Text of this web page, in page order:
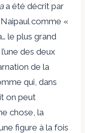
a été décrit par
comme «
le plus grand
des deux
de la
qui, dans
on peut
chose, la
figure à la fois